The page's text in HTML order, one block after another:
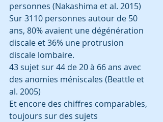
personnes (Nakashima et al. 2015)
Sur 3110 personnes autour de 50
ans, 80% avaient une dégénération
discale et 36% une protrusion
discale lombaire.
43 sujet sur 44 de 20 à 66 ans avec
des anomies méniscales (Beattle et
al. 2005)
Et encore des chiffres comparables,
toujours sur des sujets